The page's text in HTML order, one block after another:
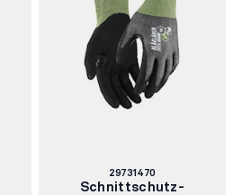
Artikelnummer:
29731470
Schnittschutz-